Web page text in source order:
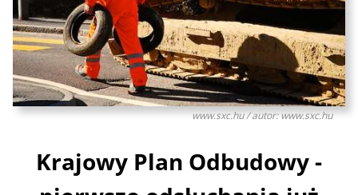
www.sxc.hu / autor: www.sxc.hu
Krajowy Plan Odbudowy -